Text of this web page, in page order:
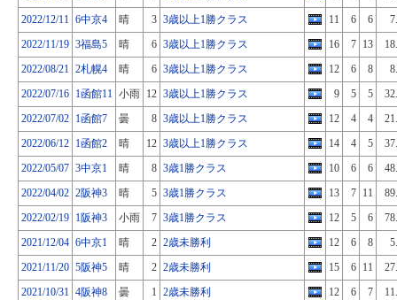
2022/12/11 6中京4 晴 3 3歳以上1勝クラス 11 6 6
2022/11/19 3福島5 晴 6 3歳以上1勝クラス 16 7 13
2022/08/21 2札幌4 晴 6 3歳以上1勝クラス 12 6 8
2022/07/16 1函館11 小雨 12 3歳以上1勝クラス 9 5 5
2022/07/02 1函館7 曇 8 3歳以上1勝クラス 12 4 4
2022/06/12 1函館2 晴 12 3歳以上1勝クラス 14 4 5
2022/05/07 3中京1 晴 8 3歳1勝クラス 10 6 6
2022/04/02 2阪神3 晴 5 3歳1勝クラス 13 7 11
2022/02/19 1阪神3 小雨 7 3歳1勝クラス 12 5 6
2021/12/04 6中京1 晴 2 2歳未勝利 12 6 8
2021/11/20 5阪神5 晴 2 2歳未勝利 15 6 11
2021/10/31 4阪神8 曇 1 2歳未勝利 12 6 7